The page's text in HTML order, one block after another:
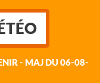
- MAJ DU 06-08-